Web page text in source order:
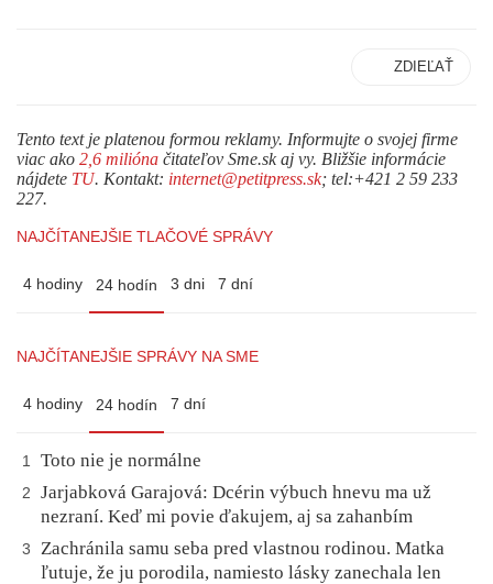
ZDIEĽAŤ
Tento text je platenou formou reklamy. Informujte o svojej firme
viac ako 2,6 milióna čitateľov Sme.sk aj vy. Bližšie informácie
nájdete TU. Kontakt: internet@petitpress.sk; tel:+421 2 59 233
227.
NAJČÍTANEJŠIE TLAČOVÉ SPRÁVY
4 hodiny 24 hodín 3 dni 7 dní
NAJČÍTANEJŠIE SPRÁVY NA SME
4 hodiny 24 hodín 7 dní
1 Toto nie je normálne
2
Jarjabková Garajová: Dcérin výbuch hnevu ma už
nezraní. Keď mi povie ďakujem, aj sa zahanbím
3
Zachránila samu seba pred vlastnou rodinou. Matka
ľutuje, že ju porodila, namiesto lásky zanechala len